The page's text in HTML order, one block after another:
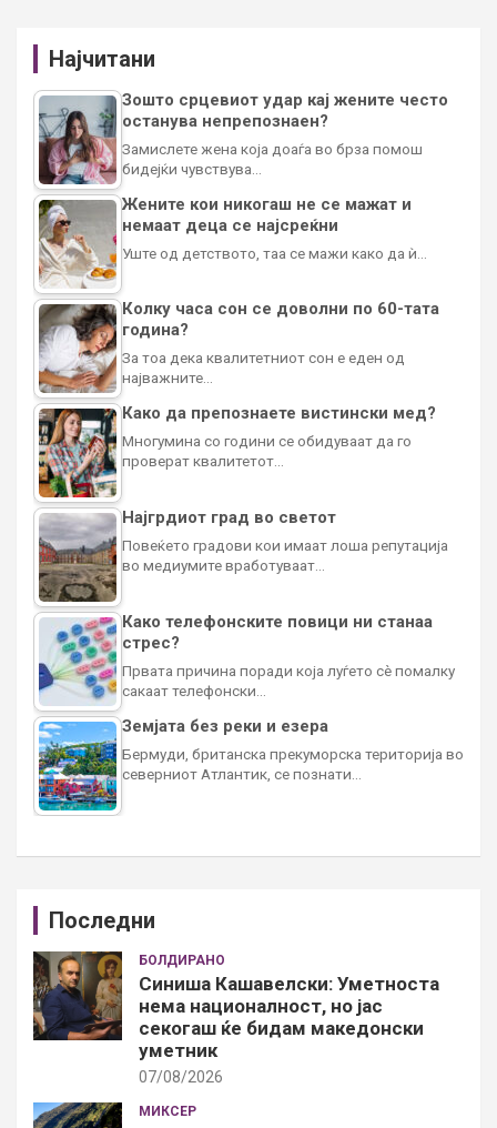
Најчитани
Зошто срцевиот удар кај жените често
останува непрепознаен?
Замислете жена која доаѓа во брза помош
бидејќи чувствува…
Жените кои никогаш не се мажат и
немаат деца се најсреќни
Уште од детството, таа се мажи како да ѝ…
Колку часа сон се доволни по 60-тата
година?
За тоа дека квалитетниот сон е еден од
најважните…
Како да препознаете вистински мед?
Многумина со години се обидуваат да го
проверат квалитетот…
Најгрдиот град во светот
Повеќето градови кои имаат лоша репутација
во медиумите вработуваат…
Како телефонските повици ни станаа
стрес?
Првата причина поради која луѓето сè помалку
сакаат телефонски…
Земјата без реки и езера
Бермуди, британска прекуморска територија во
северниот Атлантик, се познати…
Последни
БОЛДИРАНО
Синиша Кашавелски: Уметноста
нема националност, но јас
секогаш ќе бидам македонски
уметник
07/08/2026
МИКСЕР